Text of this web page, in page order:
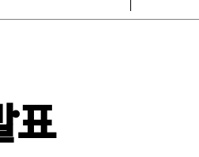
표